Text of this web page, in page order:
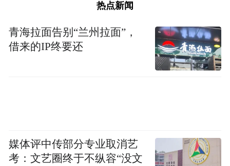
旧换新交易金额达195.82亿元。其中，带动
家电消费144.73亿元，带动汽车消费50.35亿
元；参与以旧换新的消费者数量超145万人
次，带动汽车销售9.42万辆，带动家电销售
工业表现是城市竞争中相当关键的胜负手。
热点新闻
青海拉面告别“兰州拉面”，
借来的IP终要还
媒体评中传部分专业取消艺
考：文艺圈终于不纵容“没文